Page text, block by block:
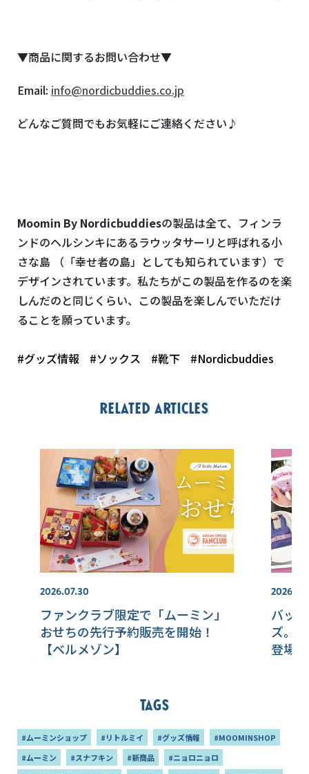
▼商品に関するお問い合わせ▼
Email: info@nordicbuddies.co.jp
どんなご質問でもお気軽にご連絡ください♪
Moomin By Nordicbuddiesの製品は全て、フィンラ
ンドのヘルシンキにあるラウッタサーリと呼ばれる小
さな島 （「幸せ者の島」としても知られています）で
デザインされています。私たちがこの製品を作るのを楽
しんだのと同じくらい、この製品を楽しんでいただけ
ることを願っています。
#グッズ情報 #ソックス #靴下 #Nordicbuddies
Related articles
2026.07.30
ファンクラブ限定で「ムーミン」
おせちの先行予約販売を開始！
【ベルメゾン】
バッ
ズ。
登場！
Tags
#ムーミンショップ #リトルミイ #グッズ情報
#MOOMINSHOP
#ムーミン
#スナフキン #新商品
#ニョロニョロ